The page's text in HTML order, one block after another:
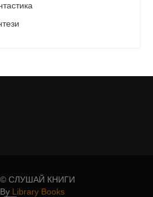
© СЛУШАЙ КНИГИ
Library Books